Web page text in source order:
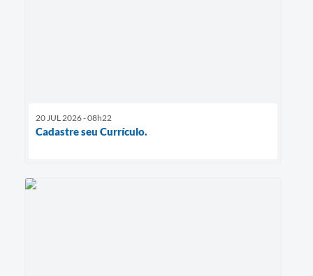
20 JUL 2026 - 08h22
Cadastre seu Currículo.